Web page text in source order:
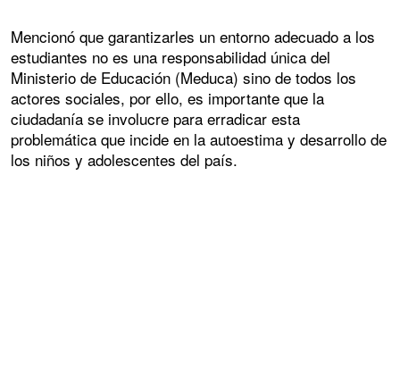
Mencionó que garantizarles un entorno adecuado a los
estudiantes no es una responsabilidad única del
Ministerio de Educación (Meduca) sino de todos los
actores sociales, por ello, es importante que la
ciudadanía se involucre para erradicar esta
problemática que incide en la autoestima y desarrollo de
los niños y adolescentes del país.